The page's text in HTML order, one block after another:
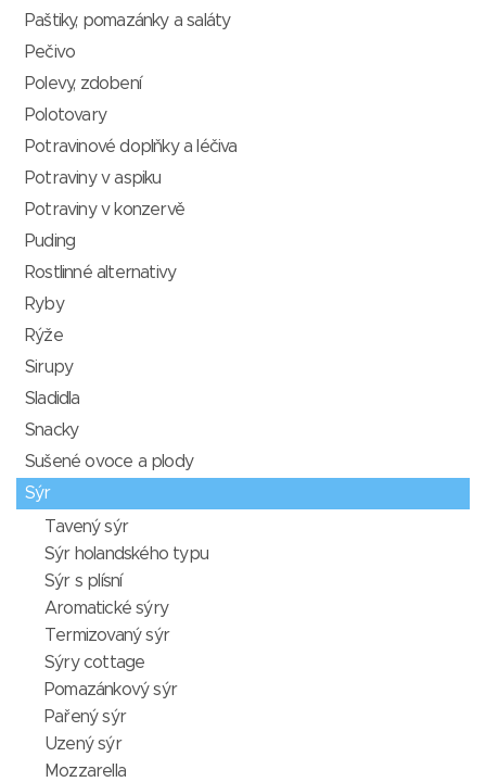
Paštiky, pomazánky a saláty
Pečivo
Polevy, zdobení
Polotovary
Potravinové doplňky a léčiva
Potraviny v aspiku
Potraviny v konzervě
Puding
Rostlinné alternativy
Ryby
Rýže
Sirupy
Sladidla
Snacky
Sušené ovoce a plody
Sýr
Tavený sýr
Sýr holandského typu
Sýr s plísní
Aromatické sýry
Termizovaný sýr
Sýry cottage
Pomazánkový sýr
Pařený sýr
Uzený sýr
Mozzarella